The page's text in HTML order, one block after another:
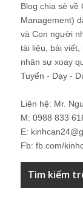
Blog chia sẻ về
Management)
và Con người
tài liệu, bài
nhân sự xoay
Tuyển - Dạy -
Liên hệ: Mr.
M: 0988 833
E:
Fb: fb.com/
Tìm kiếm